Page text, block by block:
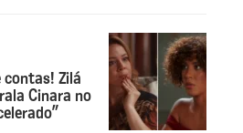
Zilá
Cinara no